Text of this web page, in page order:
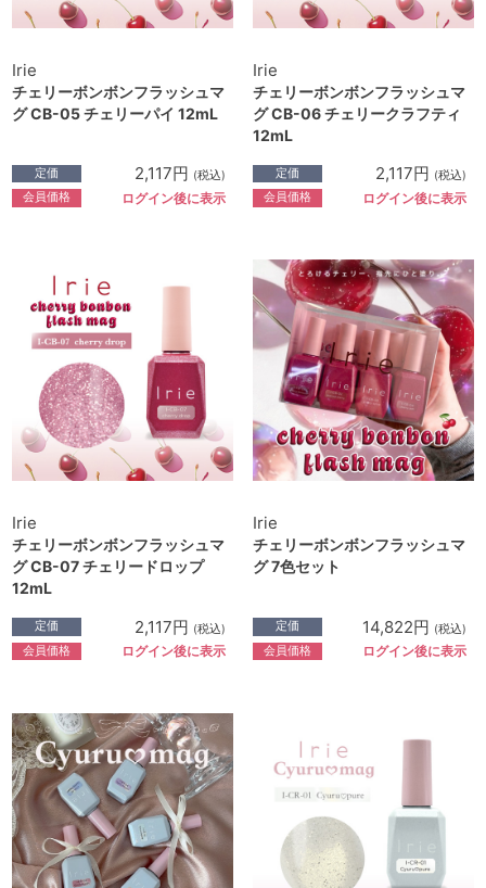
Irie
チェリーボンボンフラッシュマ
グ CB-05 チェリーパイ 12mL
定価 2,117円 (税込)
会員価格 ログイン後に表示
Irie
チェリーボンボンフラッシュマ
グ CB-06 チェリークラフティ
12mL
定価 2,117円 (税込)
会員価格 ログイン後に表示
Irie
チェリーボンボンフラッシュマ
グ CB-07 チェリードロップ
12mL
定価 2,117円 (税込)
会員価格 ログイン後に表示
Irie
チェリーボンボンフラッシュマ
グ 7色セット
定価 14,822円 (税込)
会員価格 ログイン後に表示